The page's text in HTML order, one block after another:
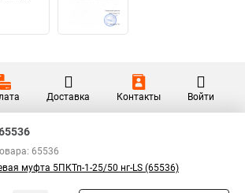
Доставка Контакты Войти
65536
муфта 5ПКТп-1-25/50 нг-LS (65536)